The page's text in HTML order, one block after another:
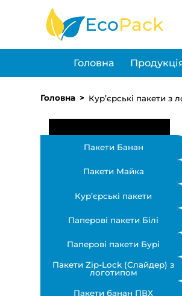
EcoPack
Головна
Головна Кур’єрські пакети з
Пакети Банан
Пакети Майка
Кур’єрські пакети
Паперові пакети Білі
Паперові пакети Бурі
Пакети Zip-Lock (Слайдер) з
логотипом
Пакети банан ПВХ